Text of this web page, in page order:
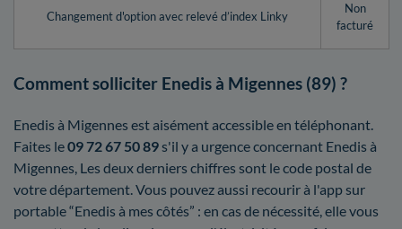
Changement d'option avec relevé d’index Linky
Non
facturé
Comment solliciter Enedis à Migennes (89) ?
Enedis à Migennes est aisément accessible en téléphonant.
Faites le09 72 67 50 89s'il y a urgence concernant Enedis à
Migennes, Les deux derniers chiffres sont le code postal de
votre département. Vous pouvez aussi recourir à l'app sur
portable “Enedis à mes côtés” : en cas de nécessité, elle vous